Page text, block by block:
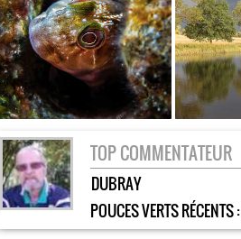
TOP COMMENTATEUR
DUBRAY
POUCES VERTS RÉCENTS :